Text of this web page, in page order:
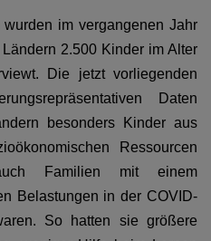
wurden im vergangenen Jahr
2.500 Kinder im Alter
Die jetzt vorliegenden
Daten
besonders Kinder aus
Ressourcen
Familien mit einem
Belastungen in der COVID-
So hatten sie größere